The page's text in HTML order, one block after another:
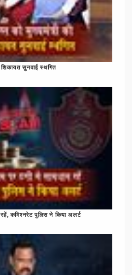
शिकायत सुनवाई स्थगित
रहें, कमिश्नरेट पुलिस ने किया अलर्ट